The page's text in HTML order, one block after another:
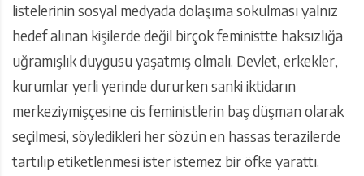
listelerinin sosyal medyada dolaşıma sokulması yalnız
hedef alınan kişilerde değil birçok feministte haksızlığa
uğramışlık duygusu yaşatmış olmalı. Devlet, erkekler,
kurumlar yerli yerinde dururken sanki iktidarın
merkeziymişçesine cis feministlerin baş düşman olarak
seçilmesi, söyledikleri her sözün en hassas terazilerde
tartılıp etiketlenmesi ister istemez bir öfke yarattı.